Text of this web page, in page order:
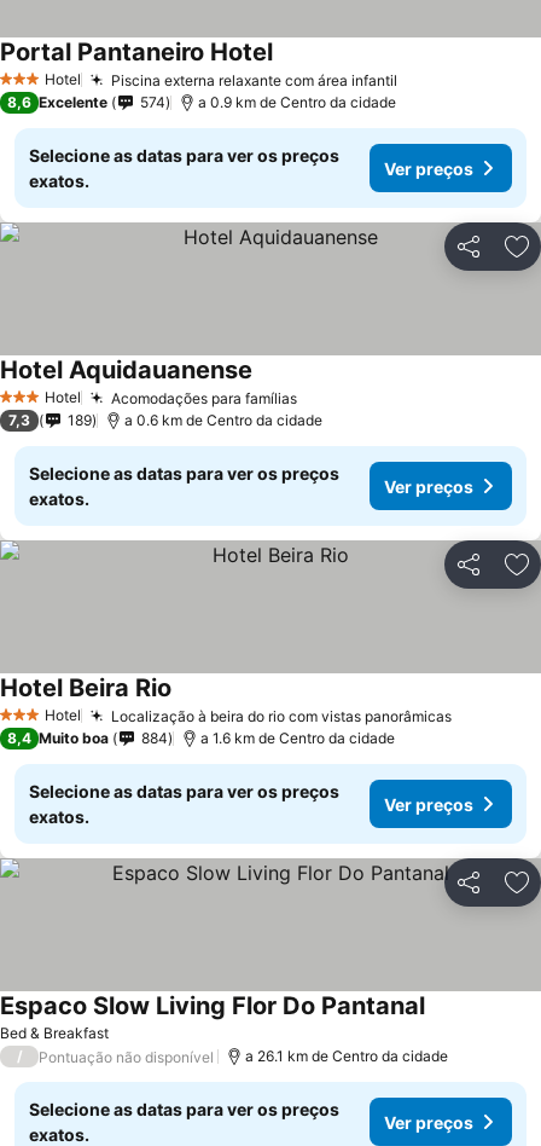
3 EstrelasHotel Piscina externa relaxante com área infantil
Portal Pantaneiro Hotel
8,6 Excelente 574 a 0.9 km de Centro da cidade
Selecione as datas para ver os preços
exatos.
Ver preços
Partilhar
3 EstrelasHotel Acomodações para famílias
Hotel Aquidauanense
7,3 189 a 0.6 km de Centro da cidade
Selecione as datas para ver os preços
exatos.
Ver preços
Partilhar
3 EstrelasHotel Localização à beira do rio com vistas panorâmicas
Hotel Beira Rio
8,4 Muito boa 884 a 1.6 km de Centro da cidade
Selecione as datas para ver os preços
exatos.
Ver preços
Partilhar
Bed & Breakfast
Espaco Slow Living Flor Do Pantanal
/ Pontuação não disponível a 26.1 km de Centro da cidade
Selecione as datas para ver os preços
exatos.
Ver preços